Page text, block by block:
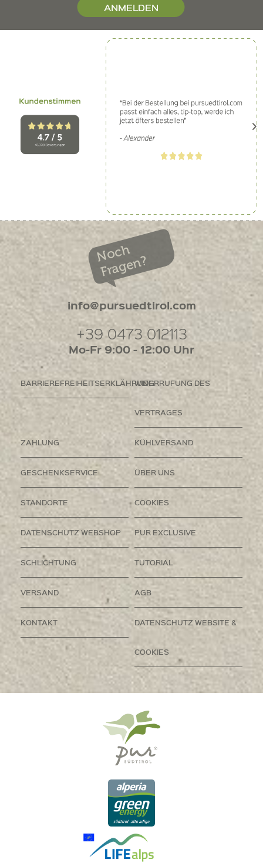
ANMELDEN
Noch
Fragen?
info@pursuedtirol.com
+39 0473 012113
Mo-Fr 9:00 - 12:00 Uhr
BARRIEREFREIHEITSERKLÄHRUNGWIDERRUFUNG DES
VERTRAGES
ZAHLUNG KÜHLVERSAND
GESCHENKSERVICE ÜBER UNS
STANDORTE COOKIES
DATENSCHUTZ WEBSHOP PUR EXCLUSIVE
SCHLICHTUNG TUTORIAL
VERSAND AGB
KONTAKT DATENSCHUTZ WEBSITE &
COOKIES